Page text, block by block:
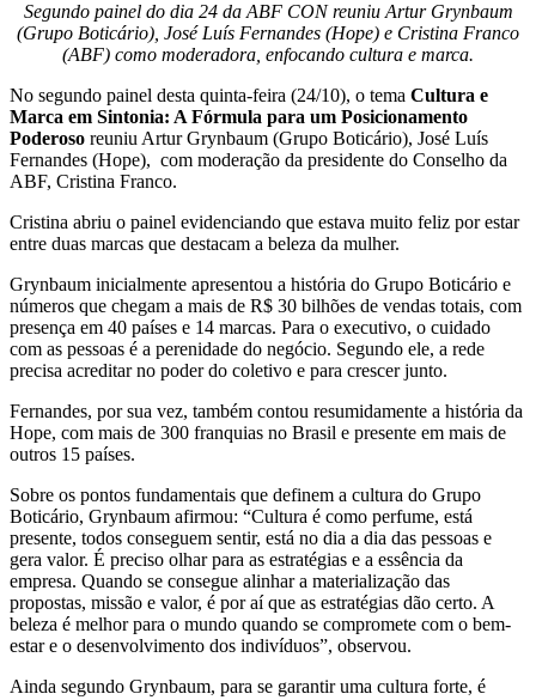
Segundo painel do dia 24 da ABF CON reuniu Artur Grynbaum
(Grupo Boticário), José Luís Fernandes (Hope) e Cristina Franco
(ABF) como moderadora, enfocando cultura e marca.
No segundo painel desta quinta-feira (24/10), o tema Cultura e
Marca em Sintonia: A Fórmula para um Posicionamento
Poderoso reuniu Artur Grynbaum (Grupo Boticário), José Luís
Fernandes (Hope), com moderação da presidente do Conselho da
ABF, Cristina Franco.
Cristina abriu o painel evidenciando que estava muito feliz por estar
entre duas marcas que destacam a beleza da mulher.
Grynbaum inicialmente apresentou a história do Grupo Boticário e
números que chegam a mais de R$ 30 bilhões de vendas totais, com
presença em 40 países e 14 marcas. Para o executivo, o cuidado
com as pessoas é a perenidade do negócio. Segundo ele, a rede
precisa acreditar no poder do coletivo e para crescer junto.
Fernandes, por sua vez, também contou resumidamente a história da
Hope, com mais de 300 franquias no Brasil e presente em mais de
outros 15 países.
Sobre os pontos fundamentais que definem a cultura do Grupo
Boticário, Grynbaum afirmou: “Cultura é como perfume, está
presente, todos conseguem sentir, está no dia a dia das pessoas e
gera valor. É preciso olhar para as estratégias e a essência da
empresa. Quando se consegue alinhar a materialização das
propostas, missão e valor, é por aí que as estratégias dão certo. A
beleza é melhor para o mundo quando se compromete com o bem-
estar e o desenvolvimento dos indivíduos”, observou.
Ainda segundo Grynbaum, para se garantir uma cultura forte, é